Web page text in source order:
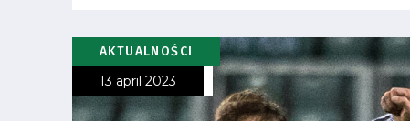
Shop
AKTUALNOŚCI
13 april 2023